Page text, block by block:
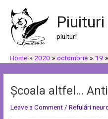
content
Piuituri
piuituri
Home 2020 octombrie 19
Școala altfel…
Leave a Comment/Refulări
navigation
a
u
ă
a
t
g
o
r